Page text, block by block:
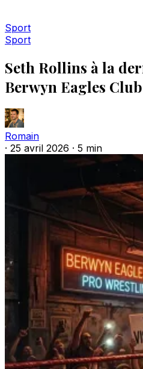
Sport
Sport
Seth Rollins à la
Berwyn Eagles Club
Romain
· 25 avril 2026 · 5 min